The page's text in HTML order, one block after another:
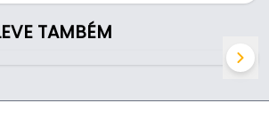
- (4,0 Cm)
os furos: 200 Mm - (20 Cm)
TAMBÉM